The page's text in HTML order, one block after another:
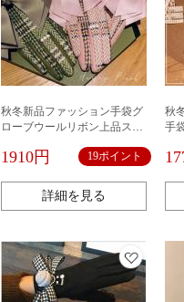
秋冬新品ファッション手袋グ
ローブウールリボン上品スト
1910円 19ポイント
詳細を見る
秋
手